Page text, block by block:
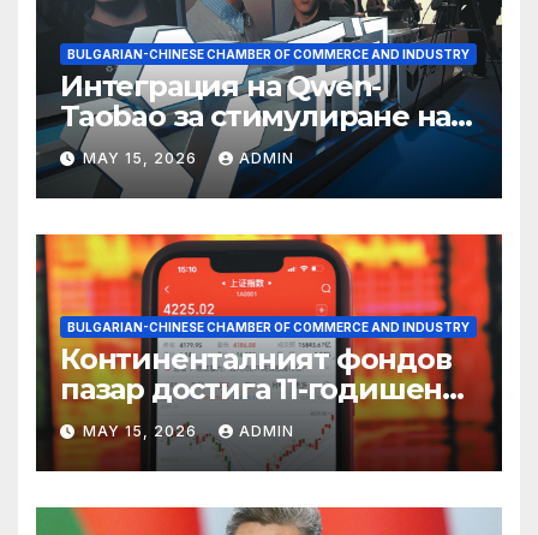
BULGARIAN-CHINESE CHAMBER OF COMMERCE AND INDUSTRY
Интеграция на Qwen-
Taobao за стимулиране на
пазаруването 618
MAY 15, 2026 ADMIN
BULGARIAN-CHINESE CHAMBER OF COMMERCE AND INDUSTRY
Континенталният фондов
пазар достига 11-годишен
връх
MAY 15, 2026 ADMIN